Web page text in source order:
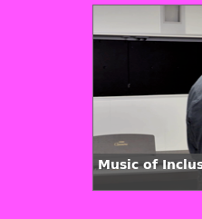
Music of